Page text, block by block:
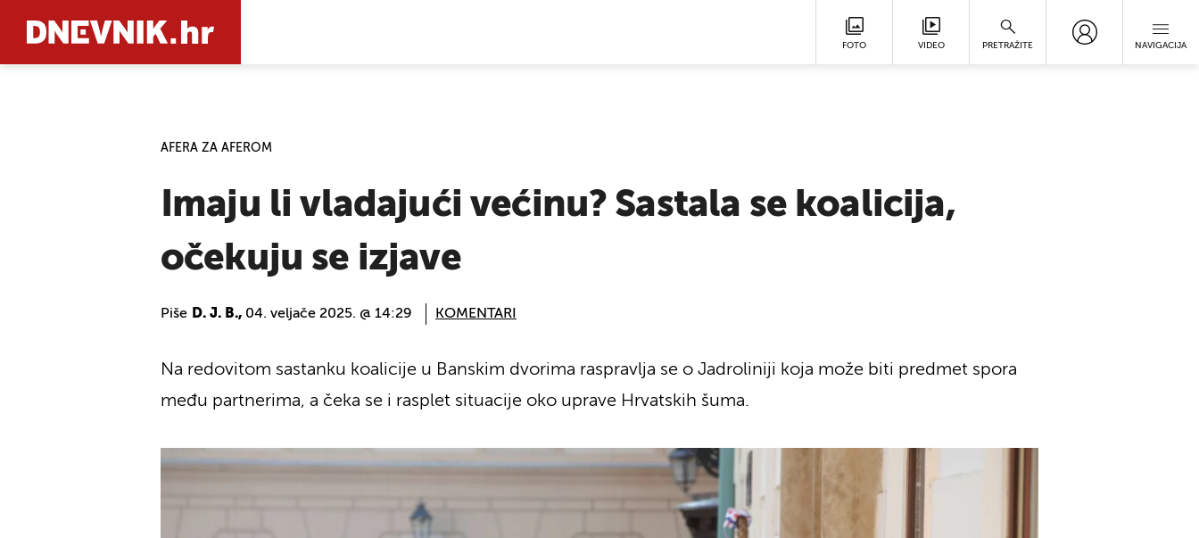
FOTO VIDEO PRETRAŽITE NAVIGACIJA
AFERA ZA AFEROM
Imaju li vladajući većinu? Sastala se koalicija,
očekuju se izjave
Piše D. J. B., 04. veljače 2025. @ 14:29 KOMENTARI
Na redovitom sastanku koalicije u Banskim dvorima raspravlja se o Jadroliniji koja može biti predmet spora
među partnerima, a čeka se i rasplet situacije oko uprave Hrvatskih šuma.